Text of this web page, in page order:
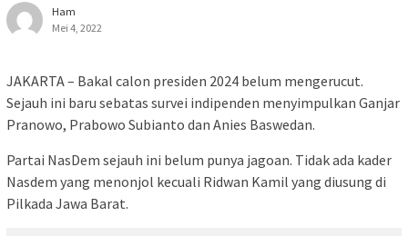
Ham
Mei 4, 2022
JAKARTA – Bakal calon presiden 2024 belum mengerucut.
Sejauh ini baru sebatas survei indipenden menyimpulkan Ganjar
Pranowo, Prabowo Subianto dan Anies Baswedan.
Partai NasDem sejauh ini belum punya jagoan. Tidak ada kader
Nasdem yang menonjol kecuali Ridwan Kamil yang diusung di
Pilkada Jawa Barat.